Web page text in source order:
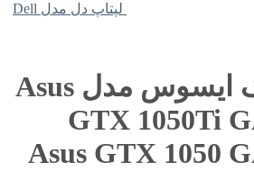
لپتاپ دل مدل Dell
کارت گرافیک ایسوس مدل Asus
GTX 1050Ti
Asus GTX 1050